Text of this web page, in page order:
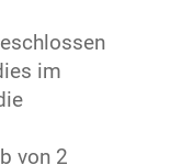
im
von 2